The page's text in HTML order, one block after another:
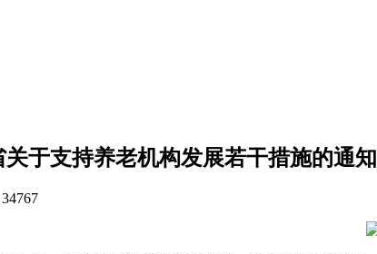
于支持养老机构发展若干措施的通知
34767